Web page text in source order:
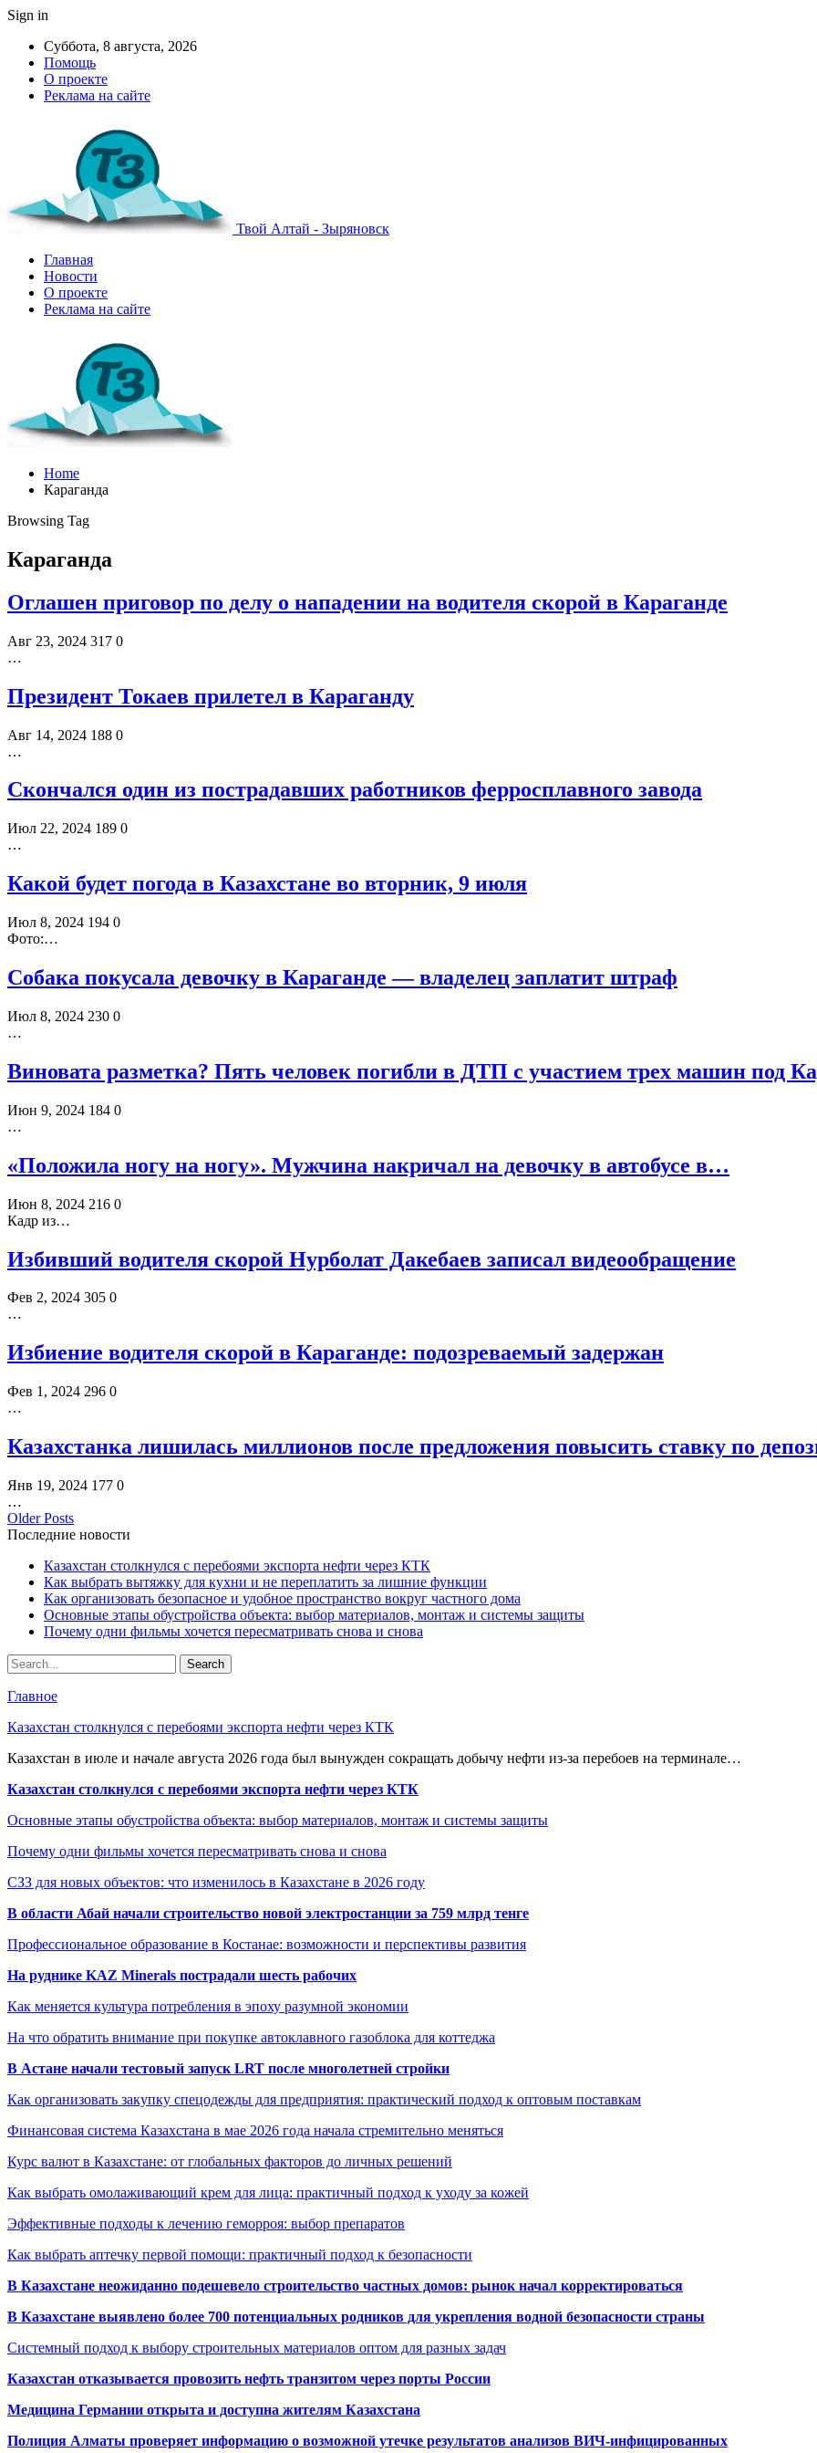
Sign in
Суббота, 8 августа, 2026
Помощь
О проекте
Реклама на сайте
Твой Алтай - Зыряновск
Главная
Новости
О проекте
Реклама на сайте
Home
Караганда
Browsing Tag
Караганда
Оглашен приговор по делу о нападении на водителя скорой в Караганде
Авг 23, 2024 317 0
…
Президент Токаев прилетел в Караганду
Авг 14, 2024 188 0
…
Скончался один из пострадавших работников ферросплавного завода
Июл 22, 2024 189 0
…
Какой будет погода в Казахстане во вторник, 9 июля
Июл 8, 2024 194 0
Фото:…
Собака покусала девочку в Караганде — владелец заплатит штраф
Июл 8, 2024 230 0
…
Виновата разметка? Пять человек погибли в ДТП с участием трех машин под
Июн 9, 2024 184 0
…
«Положила ногу на ногу». Мужчина накричал на девочку в автобусе в…
Июн 8, 2024 216 0
Кадр из…
Избивший водителя скорой Нурболат Дакебаев записал видеообращение
Фев 2, 2024 305 0
…
Избиение водителя скорой в Караганде: подозреваемый задержан
Фев 1, 2024 296 0
…
Казахстанка лишилась миллионов после предложения повысить ставку по
Янв 19, 2024 177 0
…
Older Posts
Последние новости
Казахстан столкнулся с перебоями экспорта нефти через КТК
Как выбрать вытяжку для кухни и не переплатить за лишние функции
Как организовать безопасное и удобное пространство вокруг частного дома
Основные этапы обустройства объекта: выбор материалов, монтаж и системы защиты
Почему одни фильмы хочется пересматривать снова и снова
Главное
Казахстан столкнулся с перебоями экспорта нефти через КТК
Казахстан в июле и начале августа 2026 года был вынужден сокращать добычу нефти из-за перебоев на терминале…
Казахстан столкнулся с перебоями экспорта нефти через КТК
Основные этапы обустройства объекта: выбор материалов, монтаж и системы защиты
Почему одни фильмы хочется пересматривать снова и снова
СЗЗ для новых объектов: что изменилось в Казахстане в 2026 году
В области Абай начали строительство новой электростанции за 759 млрд тенге
Профессиональное образование в Костанае: возможности и перспективы развития
На руднике KAZ Minerals пострадали шесть рабочих
Как меняется культура потребления в эпоху разумной экономии
На что обратить внимание при покупке автоклавного газоблока для коттеджа
В Астане начали тестовый запуск LRT после многолетней стройки
Как организовать закупку спецодежды для предприятия: практический подход к оптовым поставкам
Финансовая система Казахстана в мае 2026 года начала стремительно меняться
Курс валют в Казахстане: от глобальных факторов до личных решений
Как выбрать омолаживающий крем для лица: практичный подход к уходу за кожей
Эффективные подходы к лечению геморроя: выбор препаратов
Как выбрать аптечку первой помощи: практичный подход к безопасности
В Казахстане неожиданно подешевело строительство частных домов: рынок начал корректироваться
В Казахстане выявлено более 700 потенциальных родников для укрепления водной безопасности страны
Системный подход к выбору строительных материалов оптом для разных задач
Казахстан отказывается провозить нефть транзитом через порты России
Медицина Германии открыта и доступна жителям Казахстана
Полиция Алматы проверяет информацию о возможной утечке результатов анализов ВИЧ-инфицированных